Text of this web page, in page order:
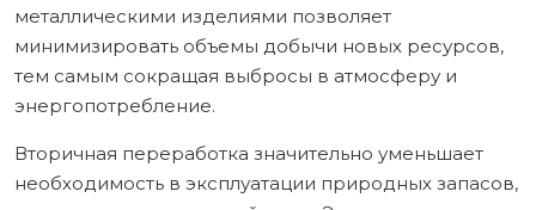
металлическими изделиями позволяет
минимизировать объемы добычи новых ресурсов,
тем самым сокращая выбросы в атмосферу и
энергопотребление.
Вторичная переработка значительно уменьшает
необходимость в эксплуатации природных запасов,